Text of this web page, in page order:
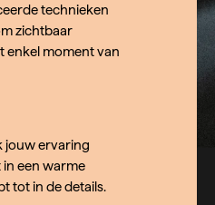
technieken
zichtbaar
enkel moment van
jouw ervaring
een warme
tot in de details.